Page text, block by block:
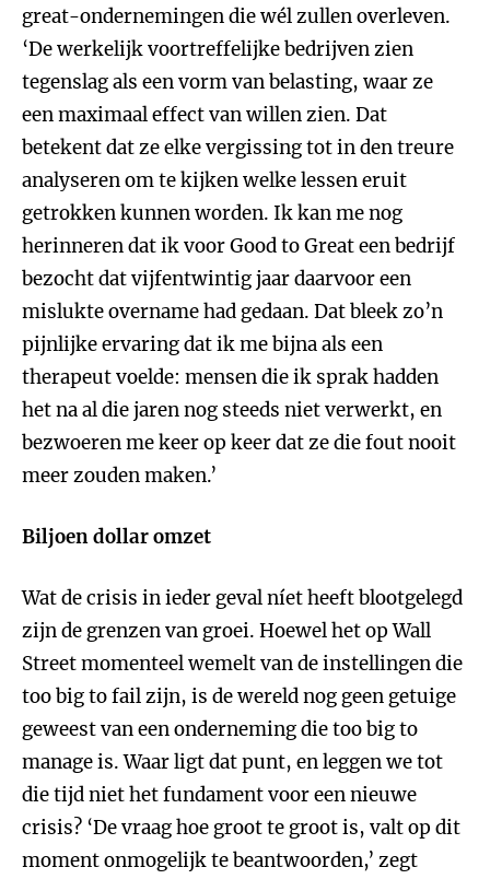
great-ondernemingen die wél zullen overleven.
‘De werkelijk voortreffelijke bedrijven zien
tegenslag als een vorm van belasting, waar ze
een maximaal effect van willen zien. Dat
betekent dat ze elke vergissing tot in den treure
analyseren om te kijken welke lessen eruit
getrokken kunnen worden. Ik kan me nog
herinneren dat ik voor Good to Great een bedrijf
bezocht dat vijfentwintig jaar daarvoor een
mislukte overname had gedaan. Dat bleek zo’n
pijnlijke ervaring dat ik me bijna als een
therapeut voelde: mensen die ik sprak hadden
het na al die jaren nog steeds niet verwerkt, en
bezwoeren me keer op keer dat ze die fout nooit
meer zouden maken.’
Biljoen dollar omzet
Wat de crisis in ieder geval níet heeft blootgelegd
zijn de grenzen van groei. Hoewel het op Wall
Street momenteel wemelt van de instellingen die
too big to fail zijn, is de wereld nog geen getuige
geweest van een onderneming die too big to
manage is. Waar ligt dat punt, en leggen we tot
die tijd niet het fundament voor een nieuwe
crisis? ‘De vraag hoe groot te groot is, valt op dit
moment onmogelijk te beantwoorden,’ zegt